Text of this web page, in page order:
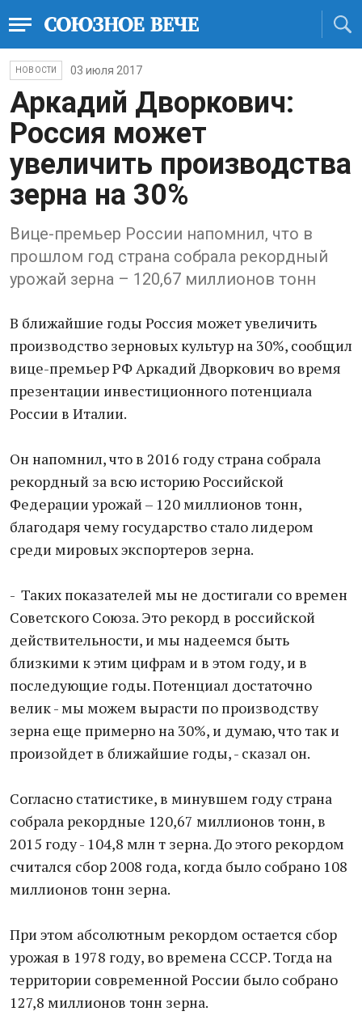
НОВОСТИ 03 июля 2017
Аркадий Дворкович:
Россия может
увеличить производства
зерна на 30%
Вице-премьер России напомнил, что в
прошлом год страна собрала рекордный
урожай зерна – 120,67 миллионов тонн
В ближайшие годы Россия может увеличить
производство зерновых культур на 30%, сообщил
вице-премьер РФ Аркадий Дворкович во время
презентации инвестиционного потенциала
России в Италии.
Он напомнил, что в 2016 году страна собрала
рекордный за всю историю Российской
Федерации урожай – 120 миллионов тонн,
благодаря чему государство стало лидером
среди мировых экспортеров зерна.
- Таких показателей мы не достигали со времен
Советского Союза. Это рекорд в российской
действительности, и мы надеемся быть
близкими к этим цифрам и в этом году, и в
последующие годы. Потенциал достаточно
велик - мы можем вырасти по производству
зерна еще примерно на 30%, и думаю, что так и
произойдет в ближайшие годы, - сказал он.
Согласно статистике, в минувшем году страна
собрала рекордные 120,67 миллионов тонн, в
2015 году - 104,8 млн т зерна. До этого рекордом
считался сбор 2008 года, когда было собрано 108
миллионов тонн зерна.
При этом абсолютным рекордом остается сбор
урожая в 1978 году, во времена СССР. Тогда на
территории современной России было собрано
127,8 миллионов тонн зерна.